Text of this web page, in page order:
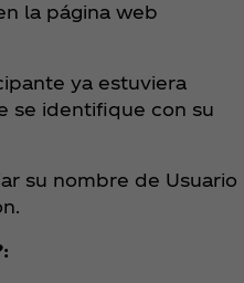
la página web
ya estuviera
se identifique con su
su nombre de Usuario